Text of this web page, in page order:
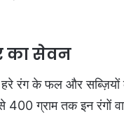
का सेवन
रंग के फल और
ग्राम तक इन रंगों